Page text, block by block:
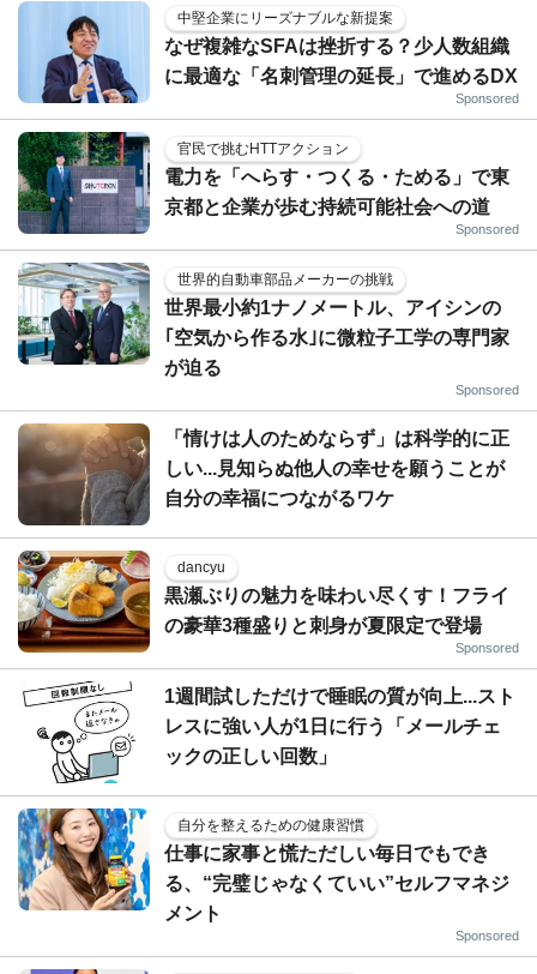
中堅企業にリーズナブルな新提案
なぜ複雑なSFAは挫折する？少人数組織
に最適な「名刺管理の延長」で進めるDX
Sponsored
官民で挑むHTTアクション
電力を「へらす・つくる・ためる」で東
京都と企業が歩む持続可能社会への道
Sponsored
世界的自動車部品メーカーの挑戦
世界最小約1ナノメートル、アイシンの
｢空気から作る水｣に微粒子工学の専門家
が迫る
Sponsored
「情けは人のためならず」は科学的に正
しい...見知らぬ他人の幸せを願うことが
自分の幸福につながるワケ
dancyu
黒瀬ぶりの魅力を味わい尽くす！フライ
の豪華3種盛りと刺身が夏限定で登場
Sponsored
1週間試しただけで睡眠の質が向上...スト
レスに強い人が1日に行う「メールチェ
ックの正しい回数」
自分を整えるための健康習慣
仕事に家事と慌ただしい毎日でもでき
る、“完璧じゃなくていい”セルフマネジ
メント
Sponsored